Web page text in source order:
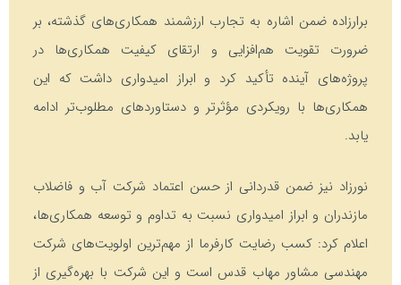
برارزاده ضمن اشاره به تجارب ارزشمند همکاری‌های گذشته، بر
ضرورت تقویت هم‌افزایی و ارتقای کیفیت همکاری‌ها در
پروژه‌های آینده تأکید کرد و ابراز امیدواری داشت که این
همکاری‌ها با رویکردی مؤثرتر و دستاوردهای مطلوب‌تر ادامه
یابد.
نورزاد نیز ضمن قدردانی از حسن اعتماد شرکت آب و فاضلاب
مازندران و ابراز امیدواری نسبت به تداوم و توسعه همکاری‌ها،
اعلام کرد: کسب رضایت کارفرما از مهم‌ترین اولویت‌های شرکت
مهندسی مشاور مهاب قدس است و این شرکت با بهره‌گیری از